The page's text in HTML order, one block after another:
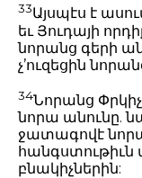
33Այսպէս է
եւ Յուդայի
նորանց գերի
չ’ուզեցին
34Նորանց
նորա անունը.
ջատագովէ
հանգստութիւն
բնակիչներին: